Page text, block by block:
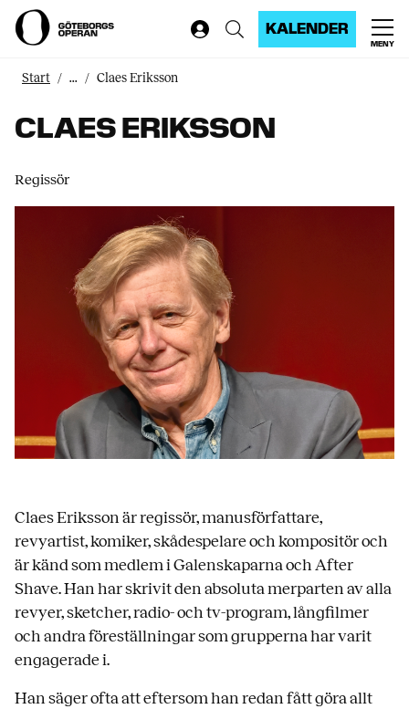
KALENDER
MENY
Start ... Claes Eriksson
CLAES ERIKSSON
Regissör
Claes Eriksson är regissör, manusförfattare,
revyartist, komiker, skådespelare och kompositör och
är känd som medlem i Galenskaparna och After
Shave. Han har skrivit den absoluta merparten av alla
revyer, sketcher, radio- och tv-program, långfilmer
och andra föreställningar som grupperna har varit
engagerade i.
Han säger ofta att eftersom han redan fått göra allt